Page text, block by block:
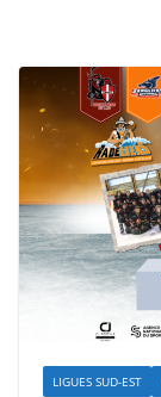
LIGUES SUD-EST